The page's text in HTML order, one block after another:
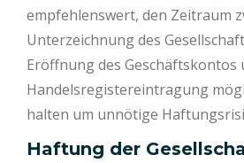
empfehlenswert, den Zeitraum
Unterzeichnung des
Eröffnung des Geschäftskontos
Handelsregistereintragung
halten um unnötige
Haftung der